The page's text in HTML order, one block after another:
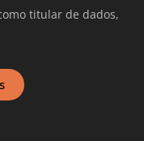
titular de dados,